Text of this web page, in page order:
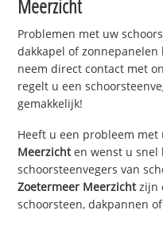
Meerzicht
Problemen met uw
dakkapel of
neem direct contact met
regelt u een
gemakkelijk!
Heeft u een probleem
Meerzichten wenst u snel
schoorsteenvegers van
Zoetermeer Meerzichtzijn
schoorsteen, dakpannen